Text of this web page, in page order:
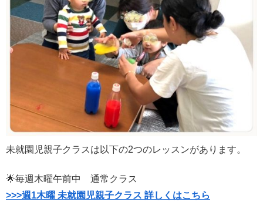
未就園児親子クラスは以下の2つのレッスンがあります。
🌟毎週木曜午前中 通常クラス
>>>週1木曜 未就園児親子クラス 詳しくはこちら